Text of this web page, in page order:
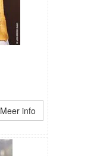
Meer info